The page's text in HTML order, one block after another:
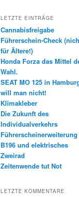
LETZTE EINTRÄGE
Cannabisfreigabe
Führerschein-Check
für Ältere!)
Honda Forza das Mittel
Wahl.
SEAT MO 125 in
will man nicht!
Klimakleber
Die Zukunft des
Individualverkehrs
Führerscheinerweiterung
B196 und elektrisches
Zweirad
Zeitenwende tut Not
LETZTE KOMMENTARE